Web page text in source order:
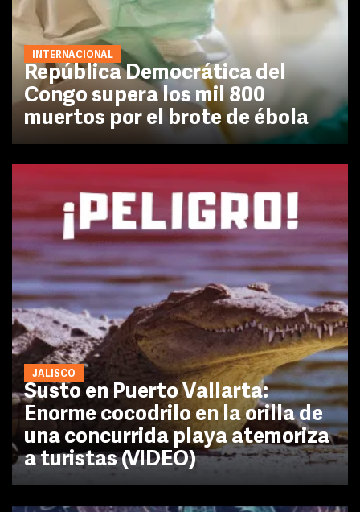
INTERNACIONAL
República Democrática del
Congo supera los mil 800
muertos por el brote de ébola
JALISCO
Susto en Puerto Vallarta:
Enorme cocodrilo en la orilla de
una concurrida playa atemoriza
a turistas (VIDEO)